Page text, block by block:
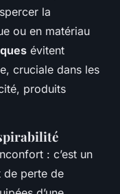
la
ou en matériau
évitent
cruciale dans les
produits
: c’est un
de perte de